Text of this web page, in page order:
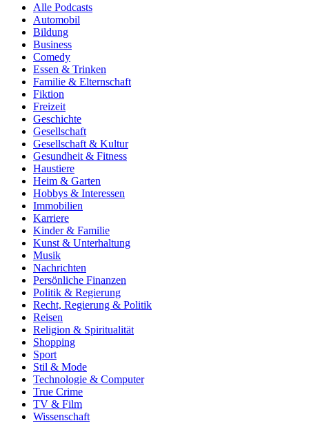
Alle Podcasts
Automobil
Bildung
Business
Comedy
Essen & Trinken
Familie & Elternschaft
Fiktion
Freizeit
Geschichte
Gesellschaft
Gesellschaft & Kultur
Gesundheit & Fitness
Haustiere
Heim & Garten
Hobbys & Interessen
Immobilien
Karriere
Kinder & Familie
Kunst & Unterhaltung
Musik
Nachrichten
Persönliche Finanzen
Politik & Regierung
Recht, Regierung & Politik
Reisen
Religion & Spiritualität
Shopping
Sport
Stil & Mode
Technologie & Computer
True Crime
TV & Film
Wissenschaft